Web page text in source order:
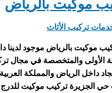
موكيت بالرياض
تركيب الأثاث
موكيت بالرياض موجود لدينا
الأولى والمتخصصة في مجال
داخل الرياض والمملكة
الجزيرة تركيب موكيت للدرج